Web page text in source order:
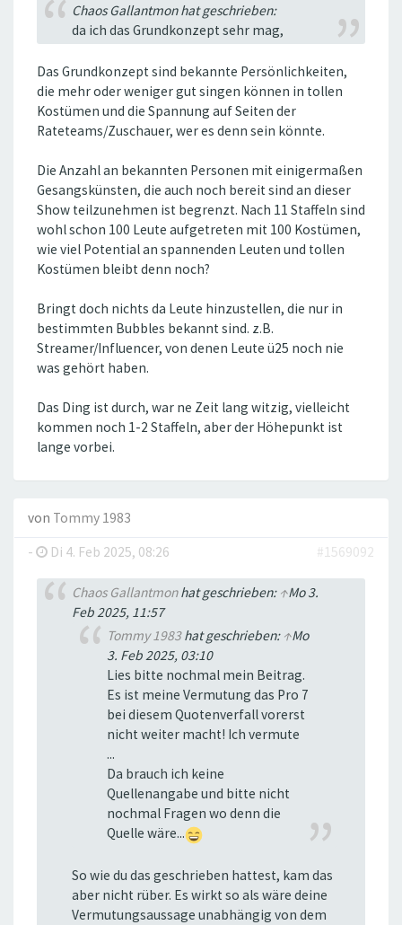
Chaos Gallantmon hat geschrieben:
da ich das Grundkonzept sehr mag,
Das Grundkonzept sind bekannte Persönlichkeiten,
die mehr oder weniger gut singen können in tollen
Kostümen und die Spannung auf Seiten der
Rateteams/Zuschauer, wer es denn sein könnte.
Die Anzahl an bekannten Personen mit einigermaßen
Gesangskünsten, die auch noch bereit sind an dieser
Show teilzunehmen ist begrenzt. Nach 11 Staffeln sind
wohl schon 100 Leute aufgetreten mit 100 Kostümen,
wie viel Potential an spannenden Leuten und tollen
Kostümen bleibt denn noch?
Bringt doch nichts da Leute hinzustellen, die nur in
bestimmten Bubbles bekannt sind. z.B.
Streamer/Influencer, von denen Leute ü25 noch nie
was gehört haben.
Das Ding ist durch, war ne Zeit lang witzig, vielleicht
kommen noch 1-2 Staffeln, aber der Höhepunkt ist
lange vorbei.
von Tommy 1983
-
Di 4. Feb 2025, 08:26 #1569092
Chaos Gallantmonhat geschrieben: ↑Mo 3.
Feb 2025, 11:57
Tommy 1983hat geschrieben: ↑Mo
3. Feb 2025, 03:10
Lies bitte nochmal mein Beitrag.
Es ist meine Vermutung das Pro 7
bei diesem Quotenverfall vorerst
nicht weiter macht! Ich vermute
...
Da brauch ich keine
Quellenangabe und bitte nicht
nochmal Fragen wo denn die
Quelle wäre...
So wie du das geschrieben hattest, kam das
aber nicht rüber. Es wirkt so als wäre deine
Vermutungsaussage unabhängig von dem